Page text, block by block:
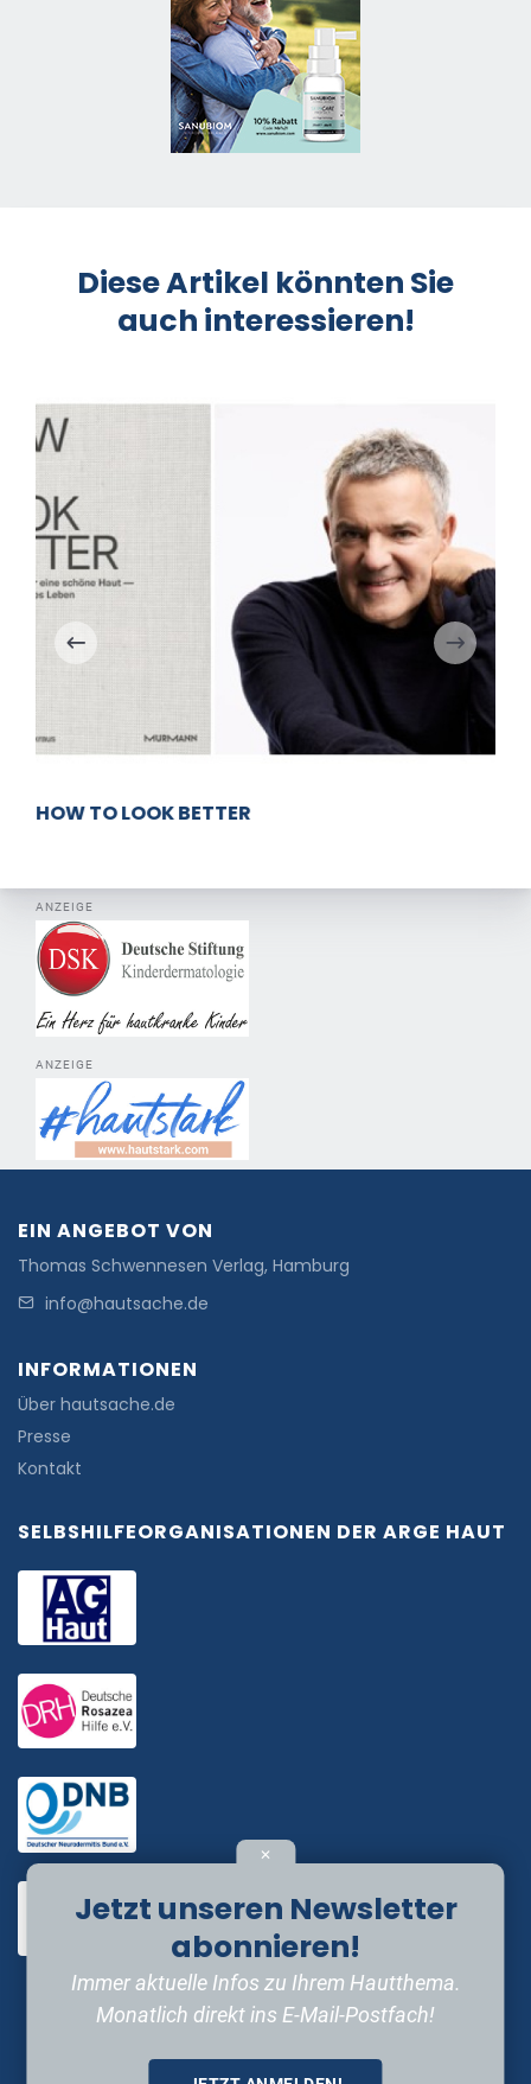
Diese Artikel könnten Sie
auch interessieren!
HOW TO LOOK BETTER
ANZEIGE
ANZEIGE
EIN ANGEBOT VON
Thomas Schwennesen Verlag, Hamburg
info@hautsache.de
INFORMATIONEN
Über hautsache.de
Presse
Kontakt
SELBSHILFEORGANISATIONEN DER ARGE HAUT
✕
Jetzt unseren Newsletter
abonnieren!
Immer aktuelle Infos zu Ihrem Hautthema.
Monatlich direkt ins E-Mail-Postfach!